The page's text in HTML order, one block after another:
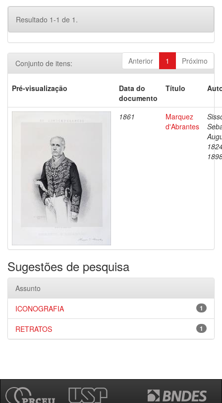
Resultado 1-1 de 1.
Anterior 1 Próximo
Conjunto de itens:
Pré-visualização
Data do
documento
Título
1861
Marquez
d'Abrantes
Sugestões de pesquisa
Assunto
1
ICONOGRAFIA
1
RETRATOS